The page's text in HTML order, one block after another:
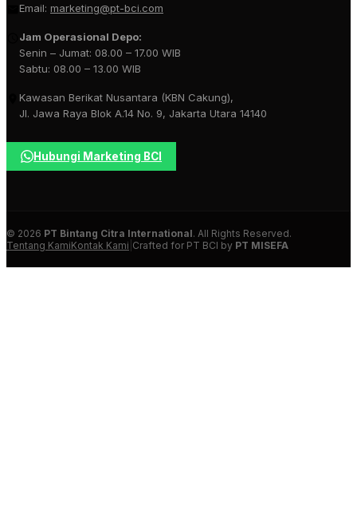
Email: marketing@pt-bci.com
Jam Operasional Depo:
Senin – Jumat: 08.00 – 17.00 WIB
Sabtu: 08.00 – 13.00 WIB
Kawasan Berikat Nusantara (KBN Cakung),
Jl. Jawa Raya Blok A.14 No. 9, Jakarta Utara 14140
Hubungi Marketing BCI
© 2026 PT Bintang Citra International. All Rights Reserved.
Tentang KamiKontak Kami Crafted for PT BCI by PT MISEFA